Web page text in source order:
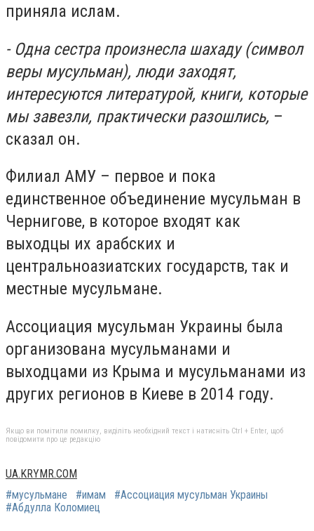
приняла ислам.
- Одна сестра произнесла шахаду (символ
веры мусульман), люди заходят,
интересуются литературой, книги, которые
мы завезли, практически разошлись, –
сказал он.
Филиал АМУ – первое и пока
единственное объединение мусульман в
Чернигове, в которое входят как
выходцы их арабских и
центральноазиатских государств, так и
местные мусульмане.
Ассоциация мусульман Украины была
организована мусульманами и
выходцами из Крыма и мусульманами из
других регионов в Киеве в 2014 году.
Якщо ви помітили помилку, виділіть необхідний текст і натисніть Ctrl + Enter, щоб
повідомити про це редакцію
UA.KRYMR.COM
#мусульмане
#имам
#Ассоциация мусульман Украины
#Абдулла Коломиец